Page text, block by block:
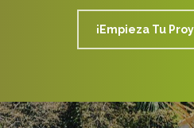
¡Empieza Tu